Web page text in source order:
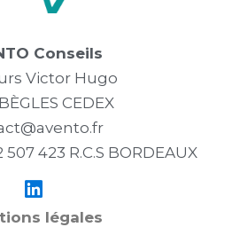
Conseils
Victor Hugo
CEDEX
507 423 R.C.S BORDEAUX
légales